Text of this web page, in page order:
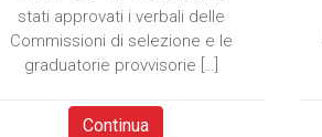
stati approvati i verbali delle
Commissioni di selezione e le
graduatorie provvisorie […]
Continua